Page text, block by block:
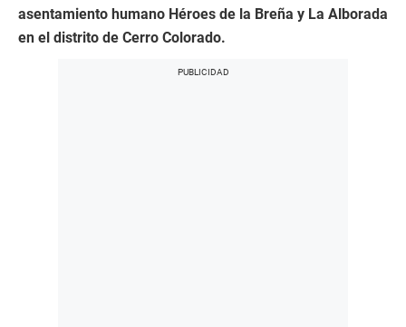
asentamiento humano Héroes de la Breña y La Alborada
en el distrito de Cerro Colorado.